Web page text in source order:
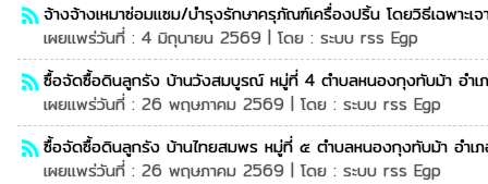
rss_feedจ้างจ้างเหมาซ่อมแซม/บำรุงรักษาครุภัณฑ์เครื่องปริ้น โดยวิธีเฉพาะเจ
เผยแพร่วันที่ : 4 มิถุนายน 2569 | โดย : ระบบ rss Egp
rss_feedซื้อจัดซื้อดินลูกรัง บ้านวังสมบูรณ์ หมู่ที่ 4 ตำบลหนองกุงทับม้า อำเภ
เผยแพร่วันที่ : 26 พฤษภาคม 2569 | โดย : ระบบ rss Egp
rss_feedซื้อจัดซื้อดินลูกรัง บ้านไทยสมพร หมู่ที่ ๕ ตำบลหนองกุงทับม้า อำเภ
เผยแพร่วันที่ : 26 พฤษภาคม 2569 | โดย : ระบบ rss Egp